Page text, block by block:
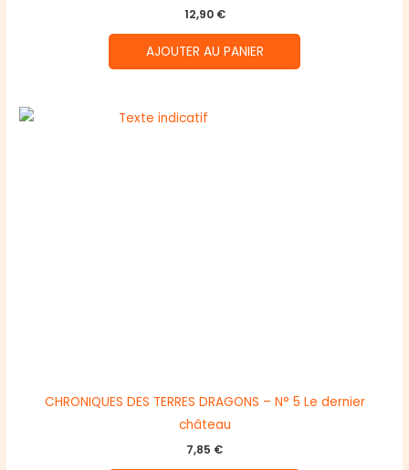
12,90 €
AJOUTER AU PANIER
CHRONIQUES DES TERRES DRAGONS – N° 5 Le dernier
château
7,85 €